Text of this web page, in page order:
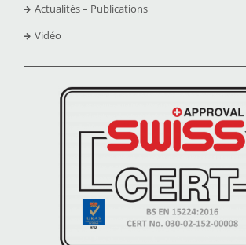
Actualités – Publications
Vidéo